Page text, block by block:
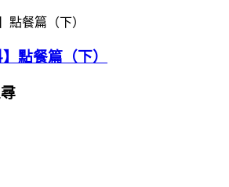
點餐篇（下）